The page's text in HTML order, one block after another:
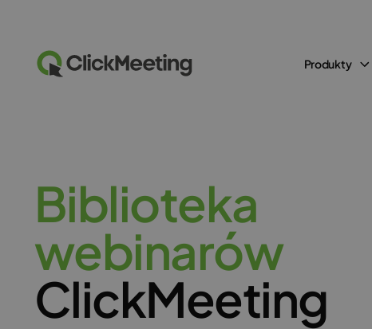
Produkty
Biblioteka
webinarów
ClickMeeting